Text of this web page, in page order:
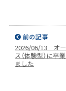
前の記事
2026/06/13 オ
ス（体験型）に卒
ました